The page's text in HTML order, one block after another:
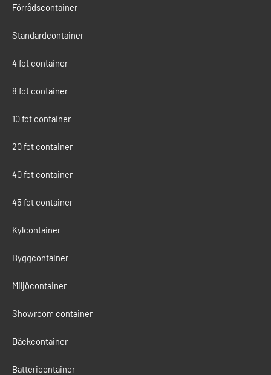
Förrådscontainer
Standardcontainer
4 fot container
8 fot container
10 fot container
20 fot container
40 fot container
45 fot container
Kylcontainer
Byggcontainer
Miljöcontainer
Showroom container
Däckcontainer
Battericontainer